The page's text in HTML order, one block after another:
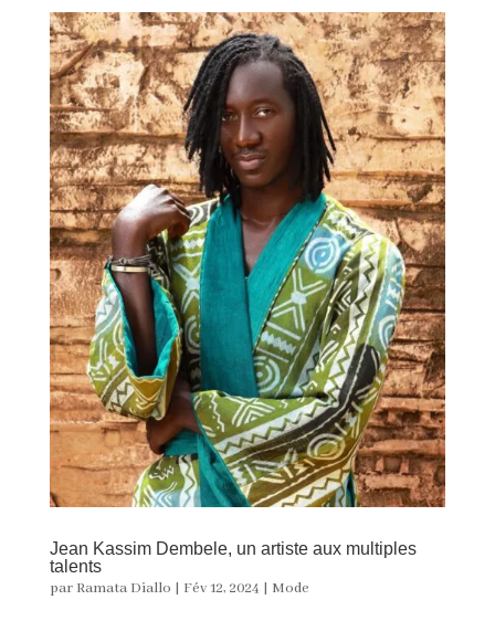
Jean Kassim Dembele, un artiste aux multiples
talents
par Ramata Diallo | Fév 12, 2024 | Mode